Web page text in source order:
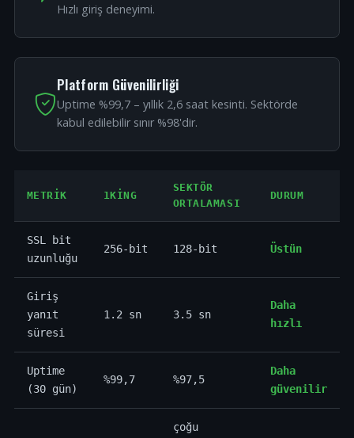
Hızlı giriş deneyimi.
Platform Güvenilirliği
Uptime %99,7 – yıllık 2,6 saat kesinti. Sektörde
kabul edilebilir sınır %98'dir.
METRIK 1KING
SEKTÖR
ORTALAMASI
DURUM
SSL bit
uzunluğu
256-bit 128-bit Üstün
Giriş
yanıt
süresi
1.2 sn 3.5 sn
Daha
hızlı
Uptime
(30 gün)
%99,7 %97,5
Daha
güvenilir
çoğu